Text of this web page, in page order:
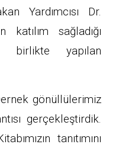
Yardımcısı Dr.
katılım sağladığı
birlikte yapılan
gönüllülerimiz
gerçekleştirdik.
tanıtımını